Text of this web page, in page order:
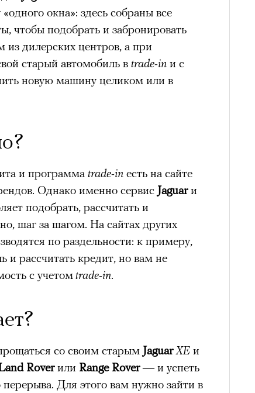
окна»: здесь собраны все
чтобы подобрать и забронировать
дилерских центров, а при
старый автомобиль в trade-in и с
новую машину целиком или в
и программа trade-in есть на сайте
Однако именно сервис Jaguarи
подобрать, рассчитать и
шаг за шагом. На сайтах других
по раздельности: к примеру,
и рассчитать кредит, но вам не
с учетомtrade-in.
со своим старым Jaguar XE и
Roverили Range Rover— и успеть
перерыва. Для этого вам нужно зайти в